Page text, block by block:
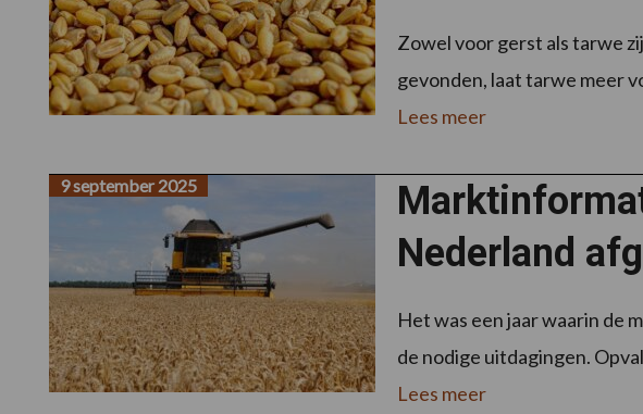
Zowel voor gerst als tarwe
gevonden, laat tarwe meer
Lees meer
Nederland
9 september 2025
Het was een jaar waarin de
de nodige uitdagingen.
Lees meer